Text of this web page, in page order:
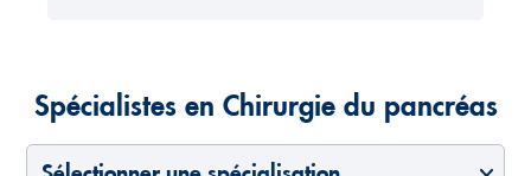
Spécialistes en Chirurgie du pancréas
Sélectionner une spécialisation
Sélectionner un pays